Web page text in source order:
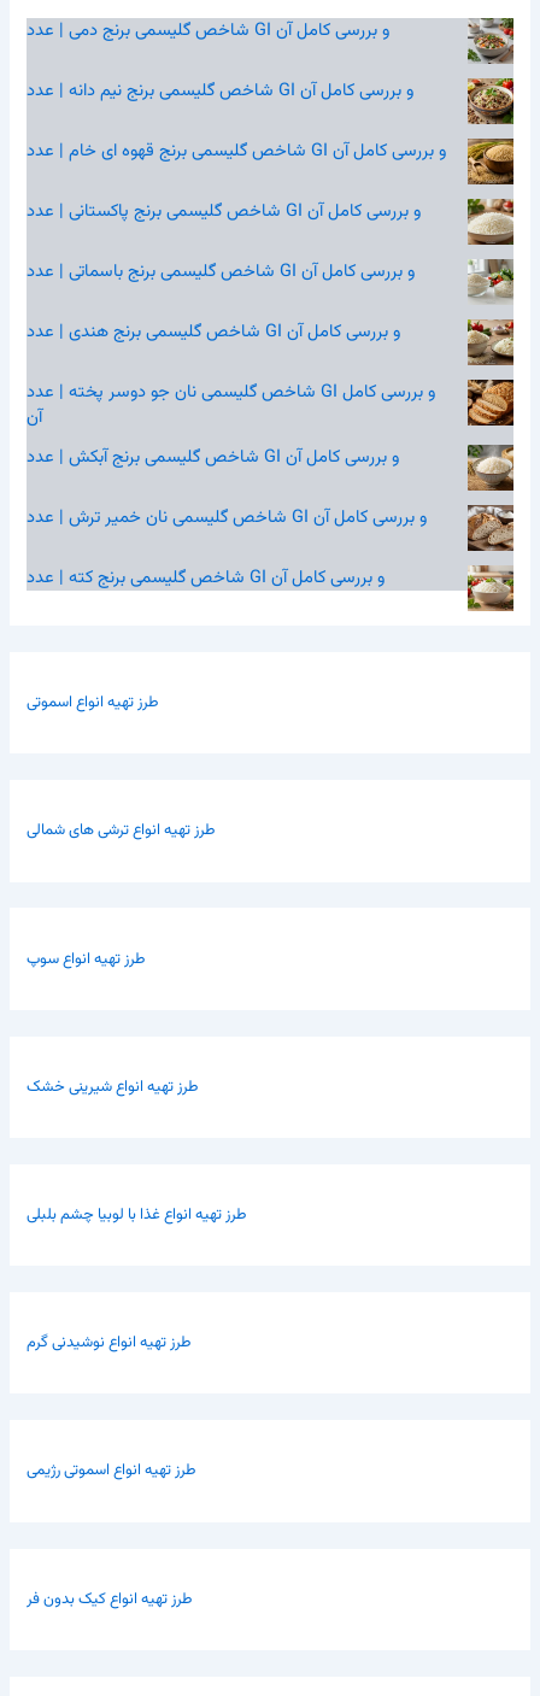
شاخص گلیسمی برنج دمی | عدد GI و بررسی کامل آن
شاخص گلیسمی برنج نیم‌ دانه | عدد GI و بررسی کامل آن
شاخص گلیسمی برنج قهوه‌ ای خام | عدد GI و بررسی کامل آن
شاخص گلیسمی برنج پاکستانی | عدد GI و بررسی کامل آن
شاخص گلیسمی برنج باسماتی | عدد GI و بررسی کامل آن
شاخص گلیسمی برنج هندی | عدد GI و بررسی کامل آن
شاخص گلیسمی نان جو دوسر پخته | عدد GI و بررسی کامل
آن
شاخص گلیسمی برنج آبکش | عدد GI و بررسی کامل آن
شاخص گلیسمی نان خمیر ترش | عدد GI و بررسی کامل آن
شاخص گلیسمی برنج کته | عدد GI و بررسی کامل آن
طرز تهیه انواع اسموتی
طرز تهیه انواع ترشی های شمالی
طرز تهیه انواع سوپ
طرز تهیه انواع شیرینی خشک
طرز تهیه انواع غذا با لوبیا چشم بلبلی
طرز تهیه انواع نوشیدنی گرم
طرز تهیه انواع اسموتی رژیمی
طرز تهیه انواع کیک بدون فر